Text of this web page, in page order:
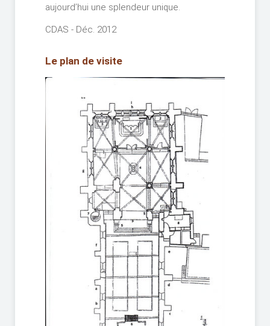
aujourd’hui une splendeur unique.
CDAS - Déc. 2012
Le plan de visite